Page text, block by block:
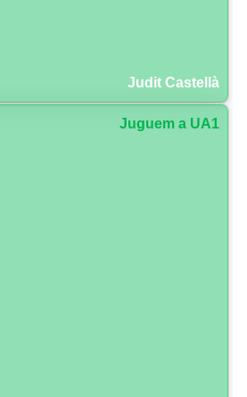
Judit Castellà
Juguem a UA1